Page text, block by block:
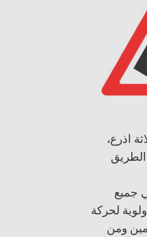
اذرع،
جميع
لحركة
ومن